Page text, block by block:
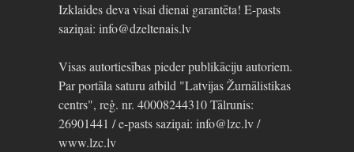
Izklaides deva visai dienai garantēta! E-pasts
saziņai: info@dzeltenais.lv
Visas autortiesības pieder publikāciju autoriem.
Par portāla saturu atbild "Latvijas Žurnālistikas
centrs", reģ. nr. 40008244310 Tālrunis:
26901441 / e-pasts saziņai: info@lzc.lv /
www.lzc.lv